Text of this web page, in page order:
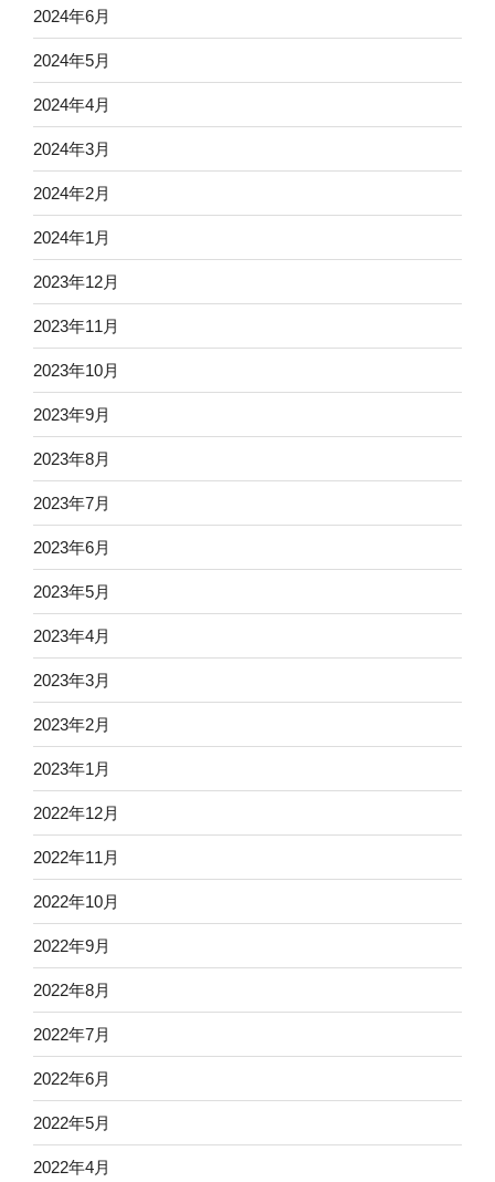
2024年6月
2024年5月
2024年4月
2024年3月
2024年2月
2024年1月
2023年12月
2023年11月
2023年10月
2023年9月
2023年8月
2023年7月
2023年6月
2023年5月
2023年4月
2023年3月
2023年2月
2023年1月
2022年12月
2022年11月
2022年10月
2022年9月
2022年8月
2022年7月
2022年6月
2022年5月
2022年4月